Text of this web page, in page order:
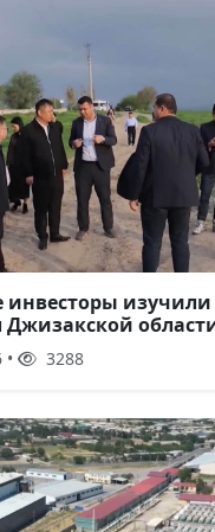
инвесторы
Джизакской
3288